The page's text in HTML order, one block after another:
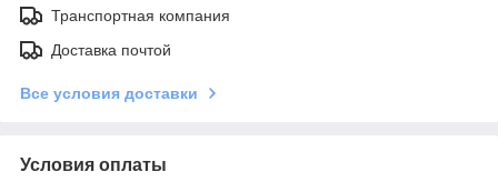
Транспортная компания
Доставка почтой
Все условия доставки
Условия оплаты